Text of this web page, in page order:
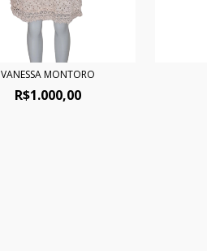
VANESSA MONTORO
R$1.000,00